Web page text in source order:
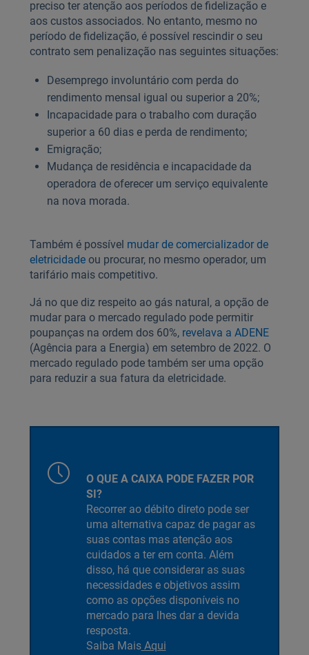
preciso ter atenção aos períodos de fidelização e
aos custos associados. No entanto, mesmo no
período de fidelização, é possível rescindir o seu
contrato sem penalização nas seguintes situações:
Desemprego involuntário com perda do
rendimento mensal igual ou superior a 20%;
Incapacidade para o trabalho com duração
superior a 60 dias e perda de rendimento;
Emigração;
Mudança de residência e incapacidade da
operadora de oferecer um serviço equivalente
na nova morada.
Também é possível mudar de comercializador de
eletricidadeou procurar, no mesmo operador, um
tarifário mais competitivo.
Já no que diz respeito ao gás natural, a opção de
mudar para o mercado regulado pode permitir
poupanças na ordem dos 60%, revelava a ADENE
(Agência para a Energia) em setembro de 2022. O
mercado regulado pode também ser uma opção
para reduzir a sua fatura da eletricidade.
O QUE A CAIXA PODE FAZER POR
SI?
Recorrer ao débito direto pode ser
uma alternativa capaz de pagar as
suas contas mas atenção aos
cuidados a ter em conta. Além
disso, há que considerar as suas
necessidades e objetivos assim
como as opções disponíveis no
mercado para lhes dar a devida
resposta.
Saiba MaisAqui